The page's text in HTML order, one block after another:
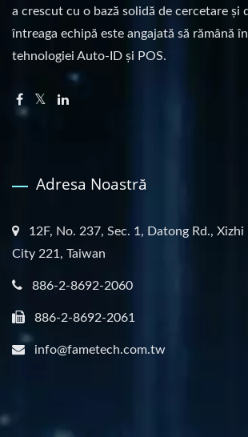
a crescut cu o bază solidă de cercetare și
întreaga echipă este angajată să rămână
tehnologiei Auto-ID și POS.
Adresa Noastră
12F, No. 237, Sec. 1, Datong Rd.,
City 221, Taiwan
886-2-8692-2060
886-2-8692-2061
info@fametech.com.tw